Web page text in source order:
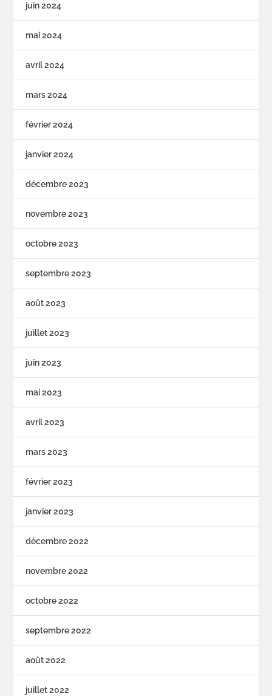
juin 2024
mai 2024
avril 2024
mars 2024
février 2024
janvier 2024
décembre 2023
novembre 2023
octobre 2023
septembre 2023
août 2023
juillet 2023
juin 2023
mai 2023
avril 2023
mars 2023
février 2023
janvier 2023
décembre 2022
novembre 2022
octobre 2022
septembre 2022
août 2022
juillet 2022